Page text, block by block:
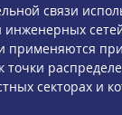
связи
инженерных
применяются
точки
секторах и